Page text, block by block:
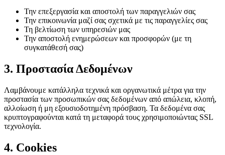
Την επεξεργασία και αποστολή των παραγγελιών σας
Την επικοινωνία μαζί σας σχετικά με τις παραγγελίες σας
Τη βελτίωση των υπηρεσιών μας
Την αποστολή ενημερώσεων και προσφορών (με τη
συγκατάθεσή σας)
3. Προστασία Δεδομένων
Λαμβάνουμε κατάλληλα τεχνικά και οργανωτικά μέτρα για την
προστασία των προσωπικών σας δεδομένων από απώλεια, κλοπή,
αλλοίωση ή μη εξουσιοδοτημένη πρόσβαση. Τα δεδομένα σας
κρυπτογραφούνται κατά τη μεταφορά τους χρησιμοποιώντας SSL
τεχνολογία.
4. Cookies